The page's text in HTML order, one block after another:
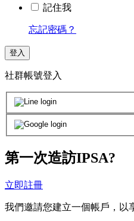
記住我
忘記密碼？
登入
社群帳號登入
第一次造訪IPSA?
立即註冊
我們邀請您建立一個帳戶，以